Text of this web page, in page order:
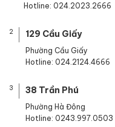
Hotline: 024.2023.2666
2 129 Cầu Giấy
Phường Cầu Giấy
Hotline: 024.2124.4666
3 38 Trần Phú
Phường Hà Đông
Hotline: 0243.997.0503